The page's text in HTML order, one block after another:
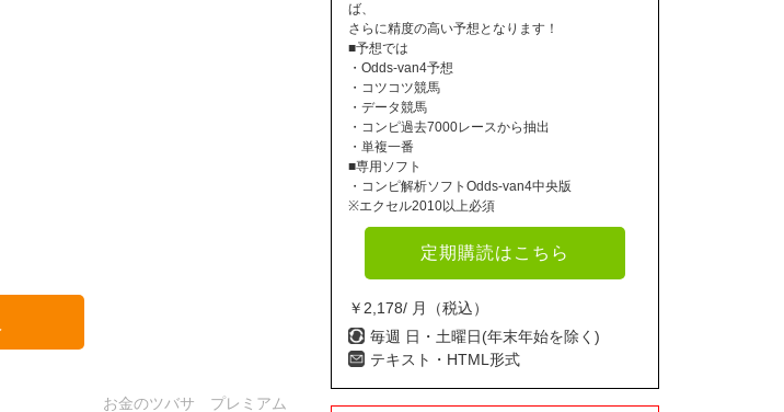
お金のツバサ プレミアム
ば、
さらに精度の高い予想となります！
■予想では
・Odds-van4予想
・コツコツ競馬
・データ競馬
・コンピ過去7000レースから抽出
・単複一番
■専用ソフト
・コンピ解析ソフトOdds-van4中央版
※エクセル2010以上必須
定期購読はこちら
￥2,178/ 月（税込）
毎週 日・土曜日(年末年始を除く)
テキスト・HTML形式